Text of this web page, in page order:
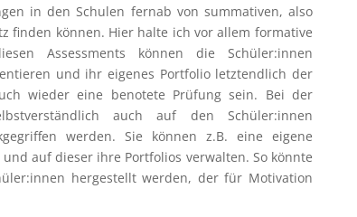
in den Schulen fernab von summativen, also
finden können. Hier halte ich vor allem formative
Assessments können die Schüler:innen
und ihr eigenes Portfolio letztendlich der
wieder eine benotete Prüfung sein. Bei der
auch auf den Schüler:innen
werden. Sie können z.B. eine eigene
auf dieser ihre Portfolios verwalten. So könnte
hergestellt werden, der für Motivation